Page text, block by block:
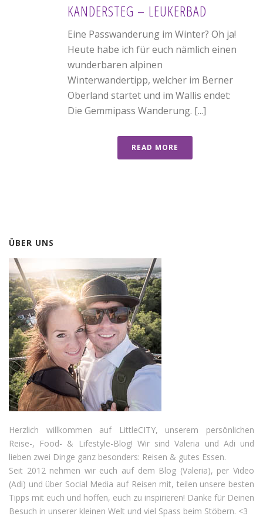
KANDERSTEG – LEUKERBAD
Eine Passwanderung im Winter? Oh ja!
Heute habe ich für euch nämlich einen
wunderbaren alpinen
Winterwandertipp, welcher im Berner
Oberland startet und im Wallis endet:
Die Gemmipass Wanderung. [...]
READ MORE
ÜBER UNS
Herzlich willkommen auf LittleCITY, unserem persönlichen
Reise-, Food- & Lifestyle-Blog! Wir sind Valeria und Adi und
lieben zwei Dinge ganz besonders: Reisen & gutes Essen.
Seit 2012 nehmen wir euch auf dem Blog (Valeria), per Video
(Adi) und über Social Media auf Reisen mit, teilen unsere besten
Tipps mit euch und hoffen, euch zu inspirieren! Danke für Deinen
Besuch in unserer kleinen Welt und viel Spass beim Stöbern. <3